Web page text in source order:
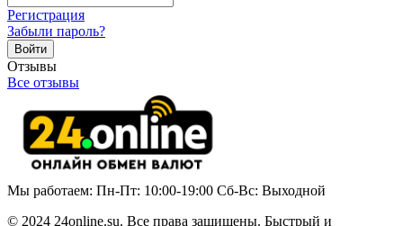
Регистрация
Забыли пароль?
Отзывы
Все отзывы
Мы работаем: Пн-Пт: 10:00-19:00 Сб-Вс: Выходной
© 2024 24online.su. Все права защищены. Быстрый и